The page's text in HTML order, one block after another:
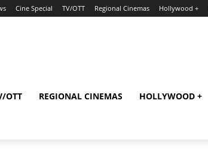
Cine Special TV/OTT Regional Cinemas Hollywood +
OTT REGIONAL CINEMAS HOLLYWOOD +